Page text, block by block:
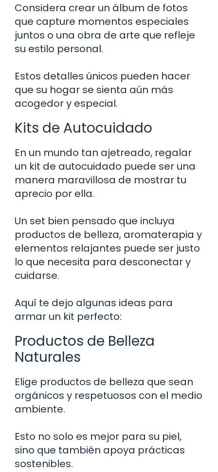
Considera crear un álbum de fotos
que capture momentos especiales
juntos o una obra de arte que refleje
su estilo personal.
Estos detalles únicos pueden hacer
que su hogar se sienta aún más
acogedor y especial.
Kits de Autocuidado
En un mundo tan ajetreado, regalar
un kit de autocuidado puede ser una
manera maravillosa de mostrar tu
aprecio por ella.
Un set bien pensado que incluya
productos de belleza, aromaterapia y
elementos relajantes puede ser justo
lo que necesita para desconectar y
cuidarse.
Aquí te dejo algunas ideas para
armar un kit perfecto:
Productos de Belleza
Naturales
Elige productos de belleza que sean
orgánicos y respetuosos con el medio
ambiente.
Esto no solo es mejor para su piel,
sino que también apoya prácticas
sostenibles.